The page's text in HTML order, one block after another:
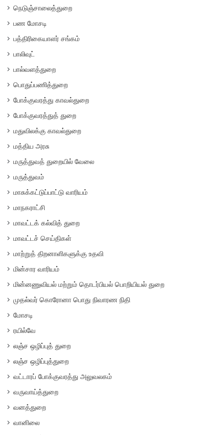
நெடுஞ்சாலைத்துறை
பண மோசடி
பத்திரிகையாளர் சங்கம்
பாலிவுட்
பால்வளத்துறை
பொதுப்பணித்துறை
போக்குவரத்து காவல்துறை
போக்குவரத்துத் துறை
மதுவிலக்கு காவல்துறை
மத்திய அரசு
மருத்துவத் துறையில் வேலை
மருத்துவம்
மாசுக்கட்டுப்பாட்டு வாரியம்
மாநகராட்சி
மாவட்டக் கல்வித் துறை
மாவட்டச் செய்திகள்
மாற்றுத் திறனாளிகளுக்கு உதவி
மின்சார வாரியம்
மின்னணுவியல் மற்றும் தொடர்பியல் பொறியியல் துறை
முதல்வர் கொரோனா பொது நிவாரண நிதி
மோசடி
ரயில்வே
லஞ்ச ஒழிப்புத் துறை
லஞ்ச ஒழிப்புத்துறை
வட்டாரப் போக்குவரத்து அலுவலகம்
வருவாய்த்துறை
வனத்துறை
வானிலை